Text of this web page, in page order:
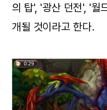
의 탑', '광산 던전', '월
개될 것이라고 한다.